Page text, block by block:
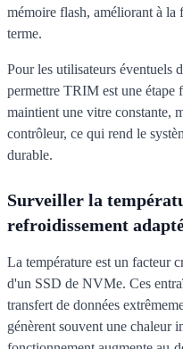
mémoire flash, améliorant à
terme.
Pour les utilisateurs éventuels
permettre TRIM est une étape
maintient une vitre constante,
contrôleur, ce qui rend le
durable.
Surveiller la
refroidissement
La température est un facteur
d'un SSD de NVMe. Ces
transfert de données
génèrent souvent une chaleur